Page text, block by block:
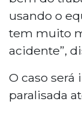
usando o
tem muito
acidente”,
O caso será
paralisada